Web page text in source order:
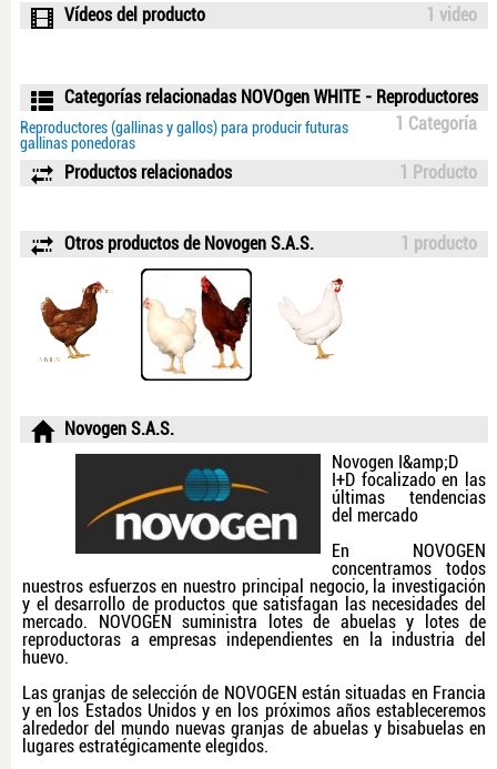
Vídeos del producto 1 video
Categorías relacionadas NOVOgen WHITE - Reproductores
1 Categoría
Reproductores (gallinas y gallos) para producir futuras
gallinas ponedoras
Productos relacionados 1 Producto
Otros productos de Novogen S.A.S. 1 producto
Novogen S.A.S.
Novogen I&amp;D
I+D focalizado en las
últimas tendencias
del mercado
En NOVOGEN
concentramos todos
nuestros esfuerzos en nuestro principal negocio, la investigación
y el desarrollo de productos que satisfagan las necesidades del
mercado. NOVOGEN suministra lotes de abuelas y lotes de
reproductoras a empresas independientes en la industria del
huevo.
Las granjas de selección de NOVOGEN están situadas en Francia
y en los Estados Unidos y en los próximos años estableceremos
alrededor del mundo nuevas granjas de abuelas y bisabuelas en
lugares estratégicamente elegidos.